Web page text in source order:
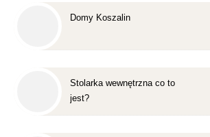
Domy Koszalin
Stolarka wewnętrzna co to
jest?